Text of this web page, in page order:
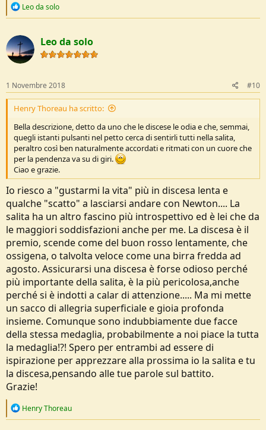
R
c
t
i
o
s
:
Leo da solo
Leo da solo
1 Novembre 2018 #10
Henry Thoreau ha scritto:
Bella descrizione, detto da uno che le discese le odia e che, semmai,
quegli istanti pulsanti nel petto cerca di sentirli tutti nella salita,
peraltro così ben naturalmente accordati e ritmati con un cuore che
per la pendenza va su di giri.
Ciao e grazie.
Io riesco a "gustarmi la vita" più in discesa lenta e
qualche "scatto" a lasciarsi andare con Newton.... La
salita ha un altro fascino più introspettivo ed è lei che da
le maggiori soddisfazioni anche per me. La discesa è il
premio, scende come del buon rosso lentamente, che
ossigena, o talvolta veloce come una birra fredda ad
agosto. Assicurarsi una discesa è forse odioso perché
più importante della salita, è la più pericolosa,anche
perché si è indotti a calar di attenzione..... Ma mi mette
un sacco di allegria superficiale e gioia profonda
insieme. Comunque sono indubbiamente due facce
della stessa medaglia, probabilmente a noi piace la tutta
la medaglia!?! Spero per entrambi ad essere di
ispirazione per apprezzare alla prossima io la salita e tu
la discesa,pensando alle tue parole sul battito.
Grazie!
R
Henry Thoreau